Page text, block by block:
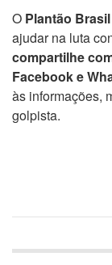
O Plantão Brasil
ajudar na luta
compartilhe
Facebook e
às informações,
golpista.